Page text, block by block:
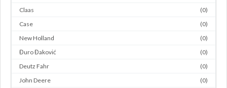
Claas
(0)
Case
(0)
New Holland
(0)
Đuro Đaković
(0)
Deutz Fahr
(0)
John Deere
(0)